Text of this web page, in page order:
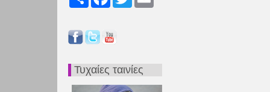
Τυχαίες ταινίες